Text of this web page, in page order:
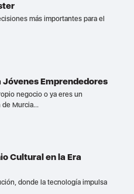
más importantes para el
Emprendedores
negocio o ya eres un
Murcia...
Cultural en la Era
donde la tecnología impulsa